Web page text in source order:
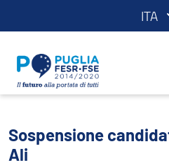
ITA
Sospensione
Sospensione
Ali